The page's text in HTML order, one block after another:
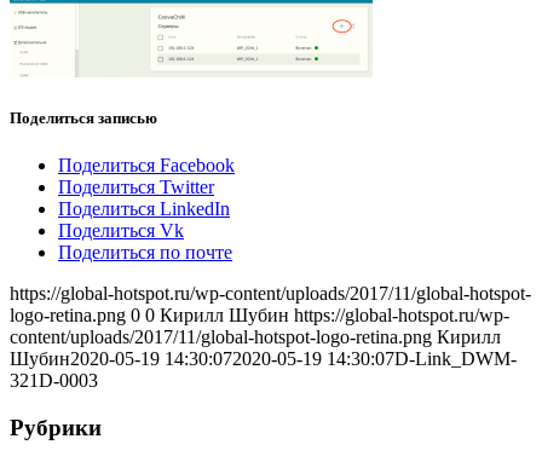
Поделиться записью
Поделиться Facebook
Поделиться Twitter
Поделиться LinkedIn
Поделиться Vk
Поделиться по почте
https://global-hotspot.ru/wp-content/uploads/2017/11/global-hotspot-
logo-retina.png 0 0 Кирилл Шубин https://global-hotspot.ru/wp-
content/uploads/2017/11/global-hotspot-logo-retina.png Кирилл
Шубин2020-05-19 14:30:072020-05-19 14:30:07D-Link_DWM-
321D-0003
Рубрики